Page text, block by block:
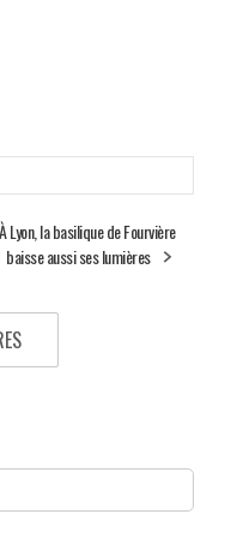
À Lyon, la basilique de Fourvière
baisse aussi ses lumières